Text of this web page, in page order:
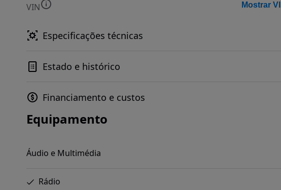
VIN Mostrar
Especificações técnicas
Estado e histórico
Financiamento e custos
Equipamento
Áudio e Multimédia
Rádio